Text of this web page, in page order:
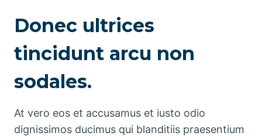
Donec ultrices
tincidunt arcu non
sodales.
At vero eos et accusamus et iusto odio
dignissimos ducimus qui blanditiis praesentium